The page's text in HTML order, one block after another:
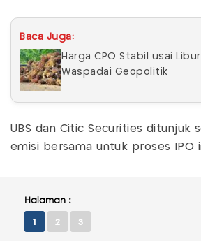
Baca Juga:
Harga CPO Stabil usai
Waspadai Geopolitik
UBS dan Citic Securities ditunjuk
emisi bersama untuk proses IPO
Halaman :
1 2 3